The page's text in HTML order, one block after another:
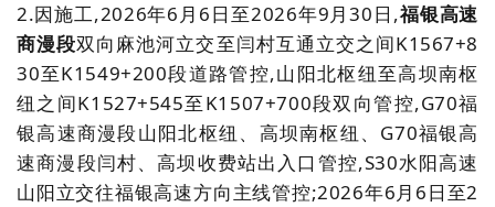
2.因施工,2026年6月6日至2026年9月30日,福银高速
商漫段双向麻池河立交至闫村互通立交之间K1567+8
30至K1549+200段道路管控,山阳北枢纽至高坝南枢
纽之间K1527+545至K1507+700段双向管控,G70福
银高速商漫段山阳北枢纽、高坝南枢纽、G70福银高
速商漫段闫村、高坝收费站出入口管控,S30水阳高速
山阳立交往福银高速方向主线管控;2026年6月6日至2